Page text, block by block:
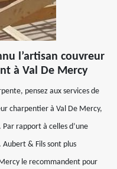
l’artisan couvreur
à Val De Mercy
pensez aux services de
charpentier à Val De Mercy,
rapport à celles d’une
& Fils sont plus
le recommandent pour